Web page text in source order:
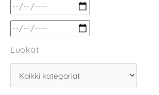
Luokat